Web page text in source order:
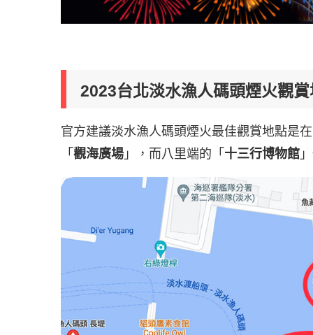
2023台北淡水漁人碼頭煙火觀
官方建議淡水漁人碼頭煙火最佳觀賞地點是
「 觀海廣場 」，而八里端的「 十三行博物館